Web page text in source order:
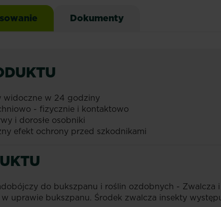
Dokumenty
widoczne w 24 godziny
- fizycznie i kontaktowo
i dorosłe osobniki
efekt ochrony przed szkodnikami
do bukszpanu i roślin ozdobnych - Zwalcza
uprawie bukszpanu. Środek zwalcza insekty